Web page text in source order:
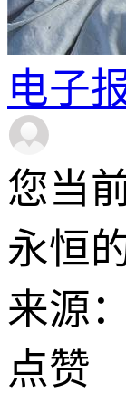
电子
您当
永恒
来源
点赞